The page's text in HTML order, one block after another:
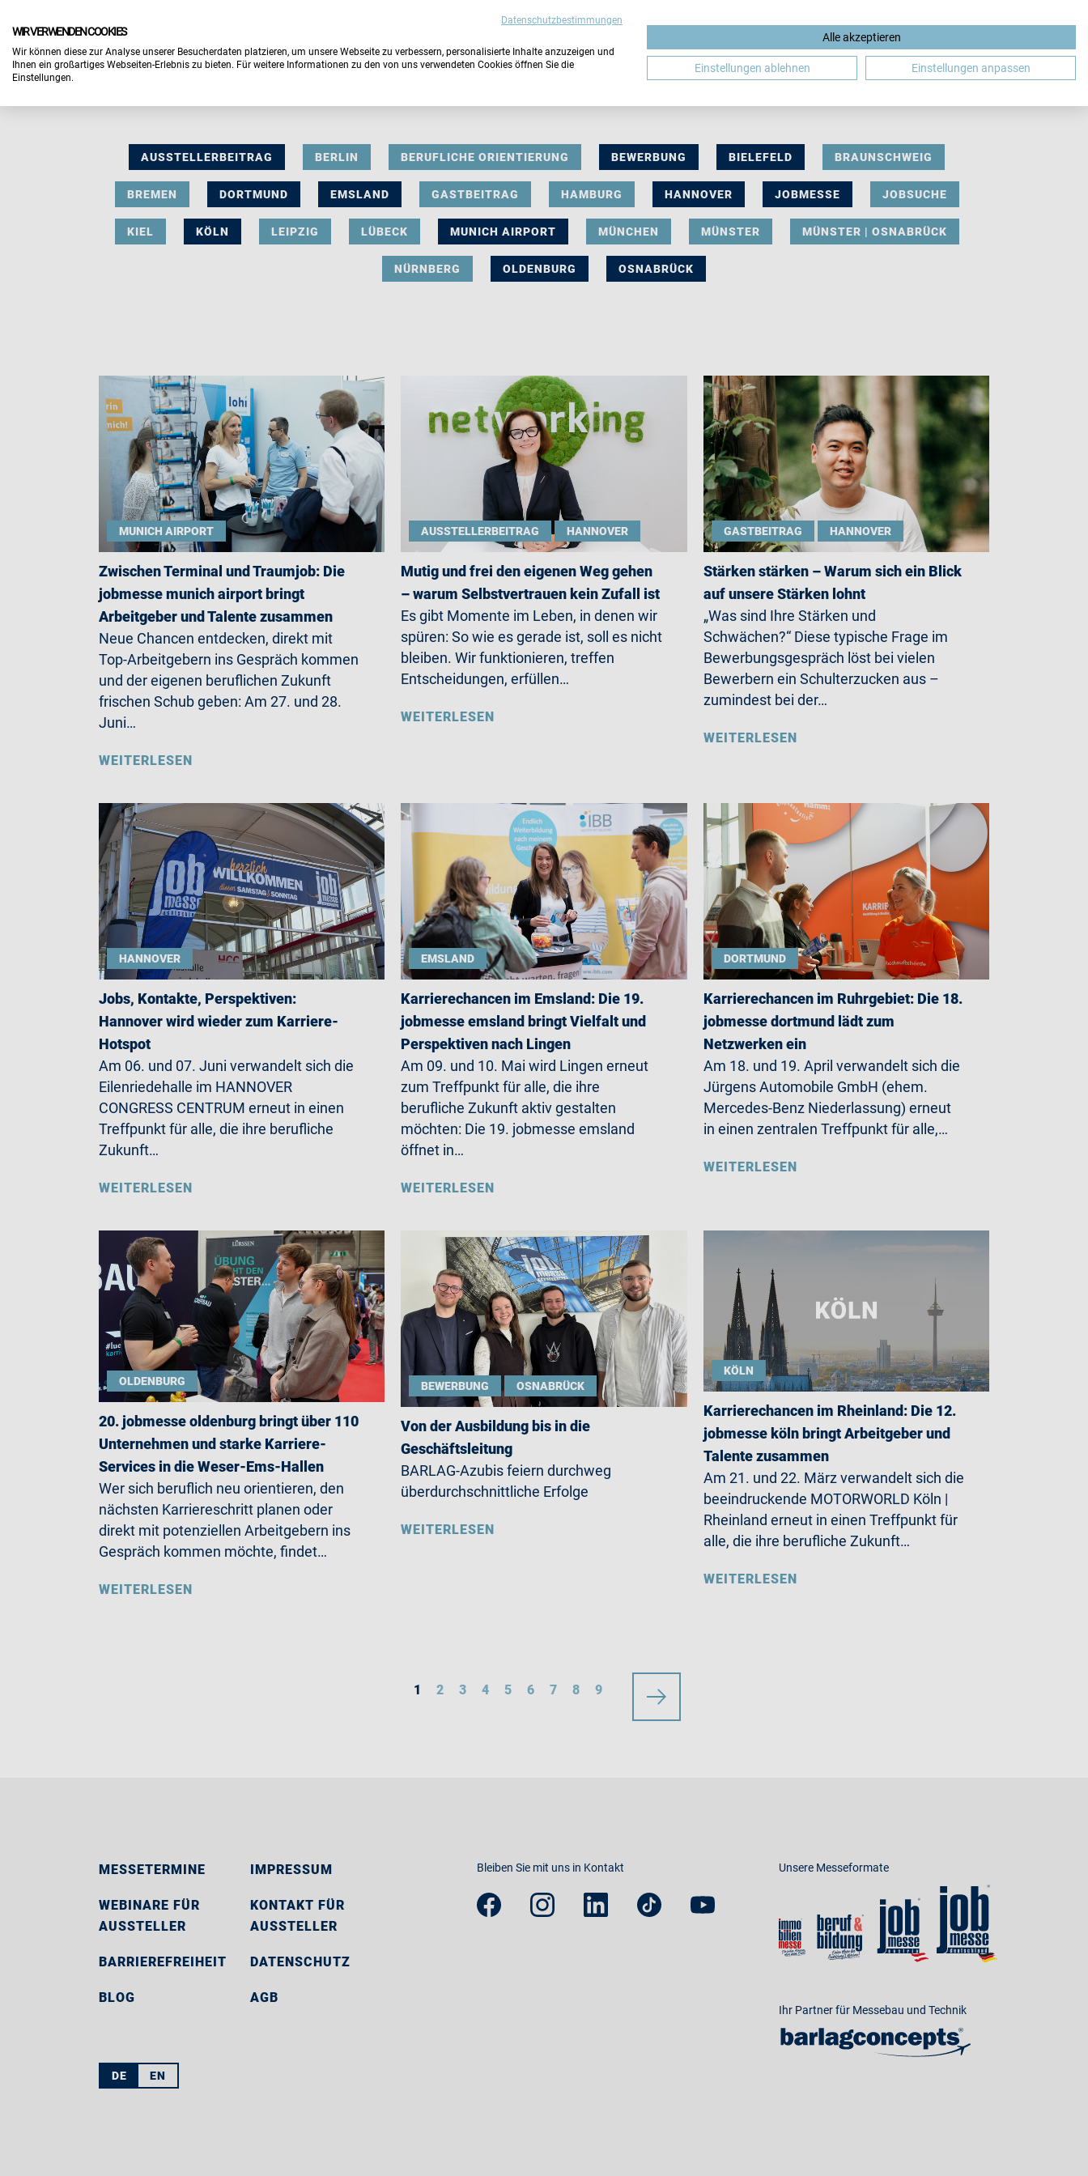
DE
AUSSTELLERBEITRAG BERLIN BERUFLICHE ORIENTIERUNG BEWERBUNG BIELEFELD BRAUNSCHWEIG
BREMEN DORTMUND EMSLAND GASTBEITRAG HAMBURG HANNOVER JOBMESSE JOBSUCHE
KIEL KÖLN LEIPZIG LÜBECK MUNICH AIRPORT MÜNCHEN MÜNSTER MÜNSTER | OSNABRÜCK
NÜRNBERG OLDENBURG OSNABRÜCK
MUNICH AIRPORT
Zwischen Terminal und Traumjob: Die
jobmesse munich airport bringt
Arbeitgeber und Talente zusammen
Neue Chancen entdecken, direkt mit
Top-Arbeitgebern ins Gespräch kommen
und der eigenen beruflichen Zukunft
frischen Schub geben: Am 27. und 28.
Juni…
WEITERLESEN
AUSSTELLERBEITRAG HANNOVER
Mutig und frei den eigenen Weg gehen
– warum Selbstvertrauen kein Zufall ist
Es gibt Momente im Leben, in denen wir
spüren: So wie es gerade ist, soll es nicht
bleiben. Wir funktionieren, treffen
Entscheidungen, erfüllen…
WEITERLESEN
GASTBEITRAG HANNOVER
Stärken stärken – Warum sich ein Blick
auf unsere Stärken lohnt
„Was sind Ihre Stärken und
Schwächen?“ Diese typische Frage im
Bewerbungsgespräch löst bei vielen
Bewerbern ein Schulterzucken aus –
zumindest bei der…
WEITERLESEN
HANNOVER
Jobs, Kontakte, Perspektiven:
Hannover wird wieder zum Karriere-
Hotspot
Am 06. und 07. Juni verwandelt sich die
Eilenriedehalle im HANNOVER
CONGRESS CENTRUM erneut in einen
Treffpunkt für alle, die ihre berufliche
Zukunft…
WEITERLESEN
EMSLAND
Karrierechancen im Emsland: Die 19.
jobmesse emsland bringt Vielfalt und
Perspektiven nach Lingen
Am 09. und 10. Mai wird Lingen erneut
zum Treffpunkt für alle, die ihre
berufliche Zukunft aktiv gestalten
möchten: Die 19. jobmesse emsland
öffnet in…
WEITERLESEN
DORTMUND
Karrierechancen im Ruhrgebiet: Die 18.
jobmesse dortmund lädt zum
Netzwerken ein
Am 18. und 19. April verwandelt sich die
Jürgens Automobile GmbH (ehem.
Mercedes-Benz Niederlassung) erneut
in einen zentralen Treffpunkt für alle,…
WEITERLESEN
OLDENBURG
20. jobmesse oldenburg bringt über 110
Unternehmen und starke Karriere-
Services in die Weser-Ems-Hallen
Wer sich beruflich neu orientieren, den
nächsten Karriereschritt planen oder
direkt mit potenziellen Arbeitgebern ins
Gespräch kommen möchte, findet…
WEITERLESEN
BEWERBUNG OSNABRÜCK
Von der Ausbildung bis in die
Geschäftsleitung
BARLAG-Azubis feiern durchweg
überdurchschnittliche Erfolge
WEITERLESEN
KÖLN
Karrierechancen im Rheinland: Die 12.
jobmesse köln bringt Arbeitgeber und
Talente zusammen
Am 21. und 22. März verwandelt sich die
beeindruckende MOTORWORLD Köln |
Rheinland erneut in einen Treffpunkt für
alle, die ihre berufliche Zukunft…
WEITERLESEN
1 2 3 4 5 6 7 8 9
MESSETERMINE
WEBINARE FÜR
AUSSTELLER
BARRIEREFREIHEIT
BLOG
IMPRESSUM
KONTAKT FÜR
AUSSTELLER
DATENSCHUTZ
AGB
Bleiben Sie mit uns in Kontakt Unsere Messeformate
Ihr Partner für Messebau und Technik
DE EN
Datenschutzbestimmungen
WIR VERWENDEN COOKIES
Wir können diese zur Analyse unserer Besucherdaten platzieren, um unsere Webseite zu verbessern, personalisierte Inhalte anzuzeigen und
Ihnen ein großartiges Webseiten-Erlebnis zu bieten. Für weitere Informationen zu den von uns verwendeten Cookies öffnen Sie die
Einstellungen.
Alle akzeptieren
Einstellungen ablehnen Einstellungen anpassen